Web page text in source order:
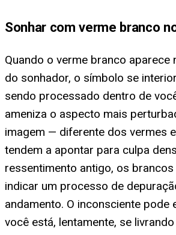
Sonhar com verme branco
Quando o verme branco
do sonhador, o símbolo se
sendo processado dentro de
ameniza o aspecto mais
imagem — diferente dos vermes
tendem a apontar para culpa
ressentimento antigo, os
indicar um processo de
andamento. O inconsciente pode
você está, lentamente, se